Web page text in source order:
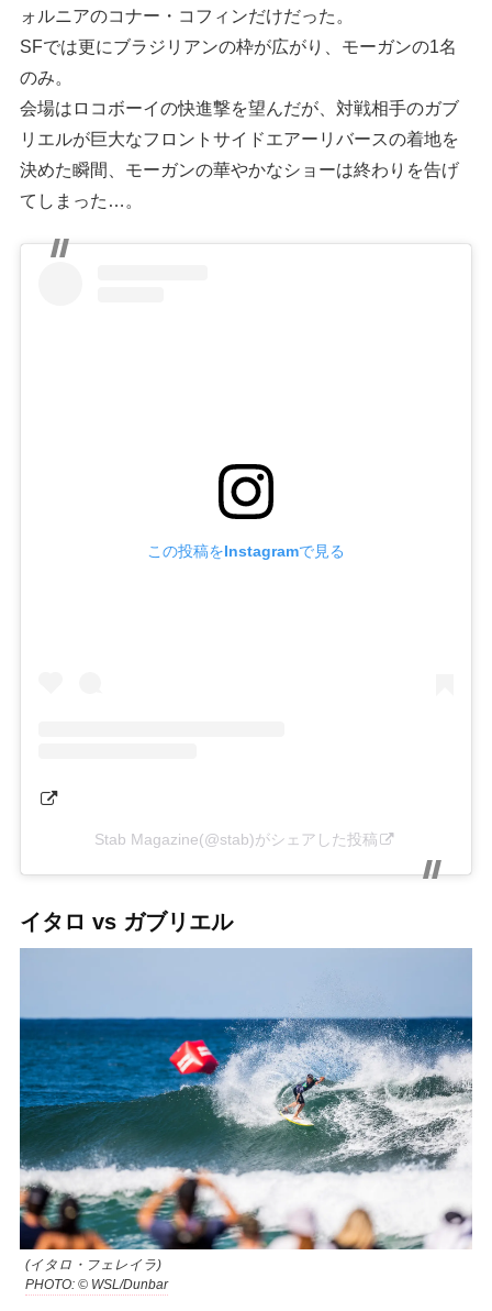
ォルニアのコナー・コフィンだけだった。
SFでは更にブラジリアンの枠が広がり、モーガンの1名
のみ。
会場はロコボーイの快進撃を望んだが、対戦相手のガブ
リエルが巨大なフロントサイドエアーリバースの着地を
決めた瞬間、モーガンの華やかなショーは終わりを告げ
てしまった…。
この投稿をInstagramで見る
Stab Magazine(@stab)がシェアした投稿
イタロ vs ガブリエル
(イタロ・フェレイラ)
PHOTO: © WSL/Dunbar